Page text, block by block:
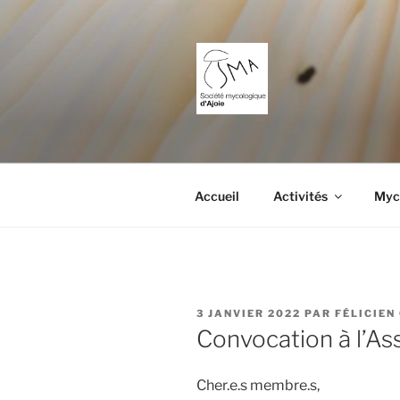
Aller
SOCIÉTÉ
Accueil Activités
PUBLIÉ
LE
3 JANVIER 2022 PAR FÉLICIEN
Convocation à
Cher.e.s membre.s,